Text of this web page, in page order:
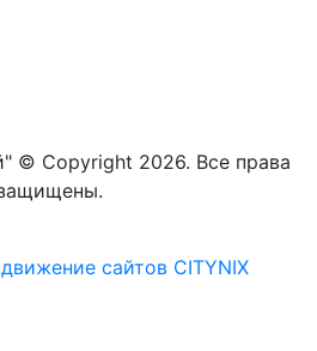
© Copyright 2026. Все права
сайтов CITYNIX